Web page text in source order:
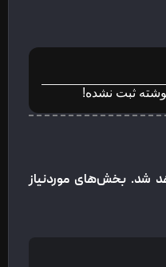
ثبت نشده!
شد. بخش‌های موردنیاز